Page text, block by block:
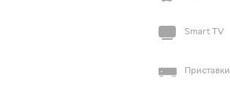
Smart TV
Приставки